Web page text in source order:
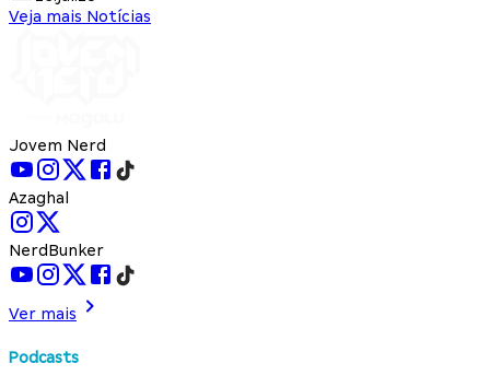
Veja mais Notícias
Jovem Nerd
Azaghal
NerdBunker
Ver mais
Podcasts